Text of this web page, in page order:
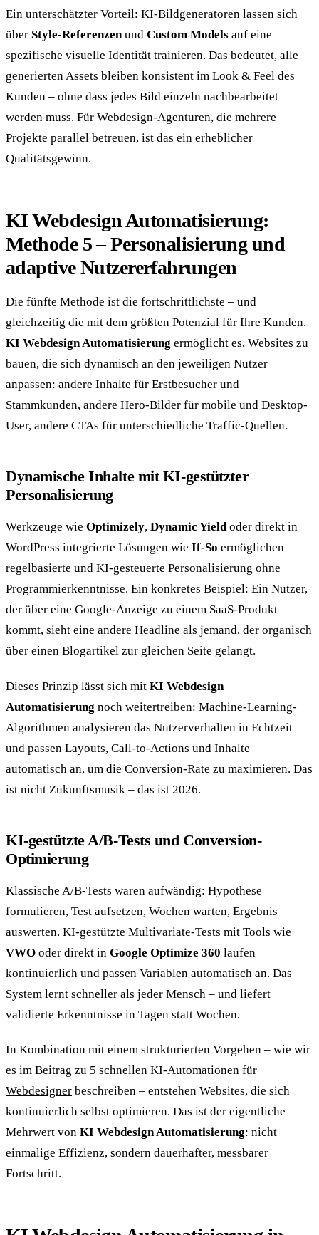
Ein unterschätzter Vorteil: KI-Bildgeneratoren lassen sich
über Style-Referenzenund Custom Models auf eine
spezifische visuelle Identität trainieren. Das bedeutet, alle
generierten Assets bleiben konsistent im Look & Feel des
Kunden – ohne dass jedes Bild einzeln nachbearbeitet
werden muss. Für Webdesign-Agenturen, die mehrere
Projekte parallel betreuen, ist das ein erheblicher
Qualitätsgewinn.
KI Webdesign Automatisierung:
Methode 5 – Personalisierung und
adaptive Nutzererfahrungen
Die fünfte Methode ist die fortschrittlichste – und
gleichzeitig die mit dem größten Potenzial für Ihre Kunden.
KI Webdesign Automatisierung ermöglicht es, Websites zu
bauen, die sich dynamisch an den jeweiligen Nutzer
anpassen: andere Inhalte für Erstbesucher und
Stammkunden, andere Hero-Bilder für mobile und Desktop-
User, andere CTAs für unterschiedliche Traffic-Quellen.
Dynamische Inhalte mit KI-gestützter
Personalisierung
Werkzeuge wie Optimizely, Dynamic Yieldoder direkt in
WordPress integrierte Lösungen wie If-So ermöglichen
regelbasierte und KI-gesteuerte Personalisierung ohne
Programmierkenntnisse. Ein konkretes Beispiel: Ein Nutzer,
der über eine Google-Anzeige zu einem SaaS-Produkt
kommt, sieht eine andere Headline als jemand, der organisch
über einen Blogartikel zur gleichen Seite gelangt.
Dieses Prinzip lässt sich mit KI Webdesign
Automatisierung noch weitertreiben: Machine-Learning-
Algorithmen analysieren das Nutzerverhalten in Echtzeit
und passen Layouts, Call-to-Actions und Inhalte
automatisch an, um die Conversion-Rate zu maximieren. Das
ist nicht Zukunftsmusik – das ist 2026.
KI-gestützte A/B-Tests und Conversion-
Optimierung
Klassische A/B-Tests waren aufwändig: Hypothese
formulieren, Test aufsetzen, Wochen warten, Ergebnis
auswerten. KI-gestützte Multivariate-Tests mit Tools wie
VWO oder direkt in Google Optimize 360 laufen
kontinuierlich und passen Variablen automatisch an. Das
System lernt schneller als jeder Mensch – und liefert
validierte Erkenntnisse in Tagen statt Wochen.
In Kombination mit einem strukturierten Vorgehen – wie wir
es im Beitrag zu 5 schnellen KI-Automationen für
Webdesigner beschreiben – entstehen Websites, die sich
kontinuierlich selbst optimieren. Das ist der eigentliche
Mehrwert von KI Webdesign Automatisierung: nicht
einmalige Effizienz, sondern dauerhafter, messbarer
Fortschritt.